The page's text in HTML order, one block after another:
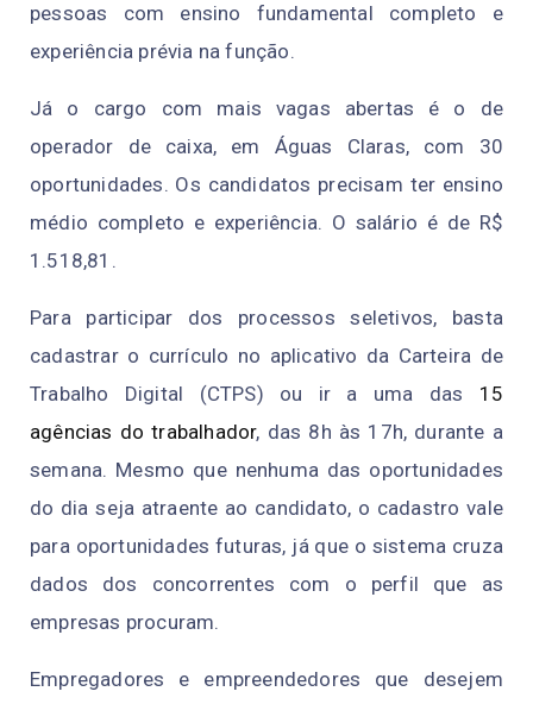
pessoas com ensino fundamental completo e
experiência prévia na função.
Já o cargo com mais vagas abertas é o de
operador de caixa, em Águas Claras, com 30
oportunidades. Os candidatos precisam ter ensino
médio completo e experiência. O salário é de R$
1.518,81.
Para participar dos processos seletivos, basta
cadastrar o currículo no aplicativo da Carteira de
Trabalho Digital (CTPS) ou ir a uma das 15
agências do trabalhador, das 8h às 17h, durante a
semana. Mesmo que nenhuma das oportunidades
do dia seja atraente ao candidato, o cadastro vale
para oportunidades futuras, já que o sistema cruza
dados dos concorrentes com o perfil que as
empresas procuram.
Empregadores e empreendedores que desejem